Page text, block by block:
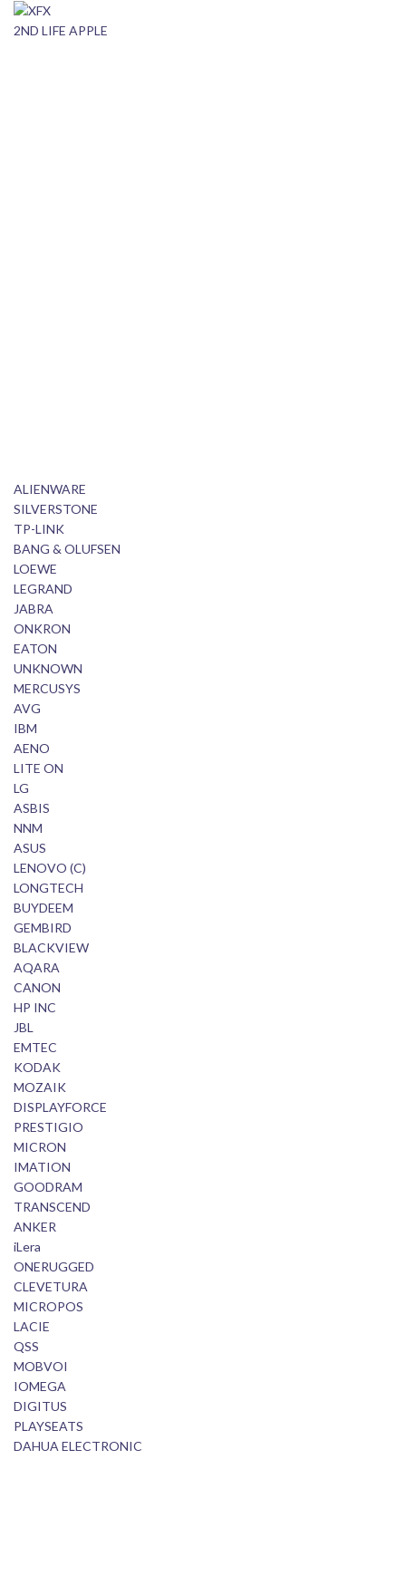
2ND LIFE APPLE
ALIENWARE
SILVERSTONE
TP-LINK
BANG & OLUFSEN
LOEWE
LEGRAND
JABRA
ONKRON
EATON
UNKNOWN
MERCUSYS
AVG
IBM
AENO
LITE ON
LG
ASBIS
NNM
ASUS
LENOVO (C)
LONGTECH
BUYDEEM
GEMBIRD
BLACKVIEW
AQARA
CANON
HP INC
JBL
EMTEC
KODAK
MOZAIK
DISPLAYFORCE
PRESTIGIO
MICRON
IMATION
GOODRAM
TRANSCEND
ANKER
iLera
ONERUGGED
CLEVETURA
MICROPOS
LACIE
QSS
MOBVOI
IOMEGA
DIGITUS
PLAYSEATS
DAHUA ELECTRONIC